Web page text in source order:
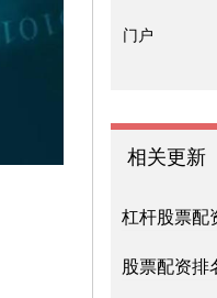
门户
相关更新
杠杆股票配
股票配资排